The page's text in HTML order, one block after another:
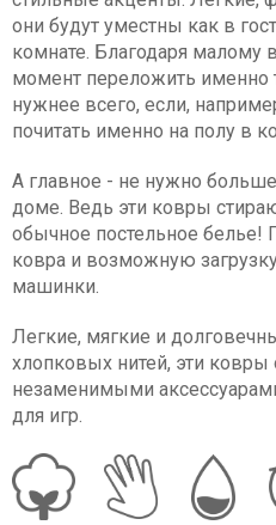
они будут уместны как в
комнате. Благодаря малому
момент переложить именно
нужнее всего, если,
почитать именно на полу в
А главное - не нужно
доме. Ведь эти ковры
обычное постельное белье!
ковра и возможную
машинки.
Легкие, мягкие и
хлопковых нитей, эти ковры
незаменимыми
для игр.